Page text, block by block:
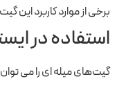
برخی از موارد کاربرد این
استفاده در
گیت‌های میله ای را می